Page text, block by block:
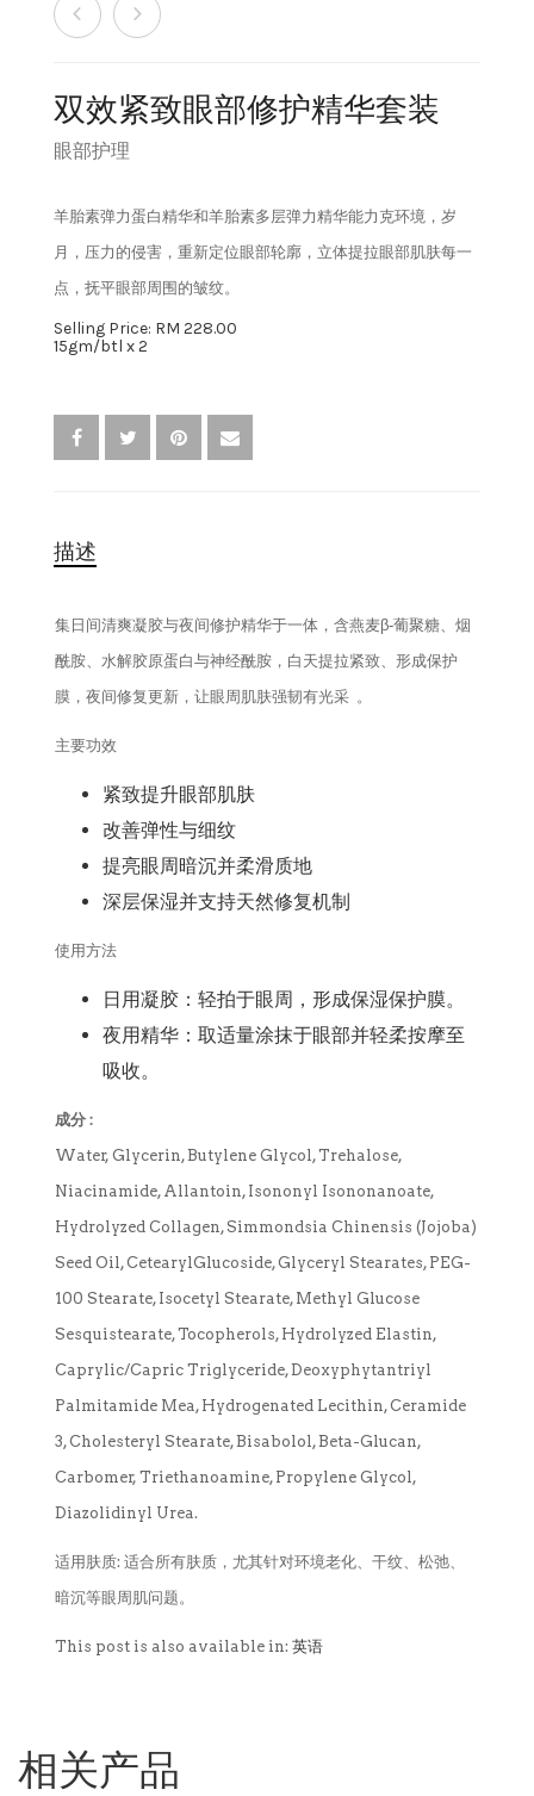
保湿
疗程套装
美白
卸妆水
双效紧致眼部修护精华套装
眼部护理
羊胎素弹力蛋白精华和羊胎素多层弹力精华能力克环境，岁
月，压力的侵害，重新定位眼部轮廓，立体提拉眼部肌肤每一
点，抚平眼部周围的皱纹。
Selling Price: RM 228.00
15gm/btl x 2
描述
集日间清爽凝胶与夜间修护精华于一体，含燕麦β‑葡聚糖、烟
酰胺、水解胶原蛋白与神经酰胺，白天提拉紧致、形成保护
膜，夜间修复更新，让眼周肌肤强韧有光采 。
主要功效
紧致提升眼部肌肤
改善弹性与细纹
提亮眼周暗沉并柔滑质地
深层保湿并支持天然修复机制
使用方法
日用凝胶：轻拍于眼周，形成保湿保护膜。
夜用精华：取适量涂抹于眼部并轻柔按摩至
吸收。
成分 :
Water, Glycerin, Butylene Glycol, Trehalose,
Niacinamide, Allantoin, Isononyl Isononanoate,
Hydrolyzed Collagen, Simmondsia Chinensis (Jojoba)
Seed Oil, CetearylGlucoside, Glyceryl Stearates, PEG-
100 Stearate, Isocetyl Stearate, Methyl Glucose
Sesquistearate, Tocopherols, Hydrolyzed Elastin,
Caprylic/Capric Triglyceride, Deoxyphytantriyl
Palmitamide Mea, Hydrogenated Lecithin, Ceramide
3, Cholesteryl Stearate, Bisabolol, Beta-Glucan,
Carbomer, Triethanoamine, Propylene Glycol,
Diazolidinyl Urea.
适用肤质: 适合所有肤质，尤其针对环境老化、干纹、松弛、
暗沉等眼周肌问题。
This post is also available in: 英语
相关产品